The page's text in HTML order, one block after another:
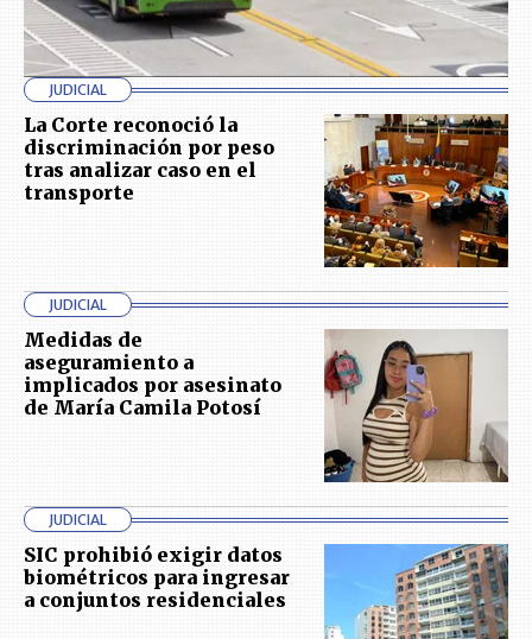
JUDICIAL
La Corte reconoció la
discriminación por peso
tras analizar caso en el
transporte
JUDICIAL
Medidas de
aseguramiento a
implicados por asesinato
de María Camila Potosí
JUDICIAL
SIC prohibió exigir datos
biométricos para ingresar
a conjuntos residenciales